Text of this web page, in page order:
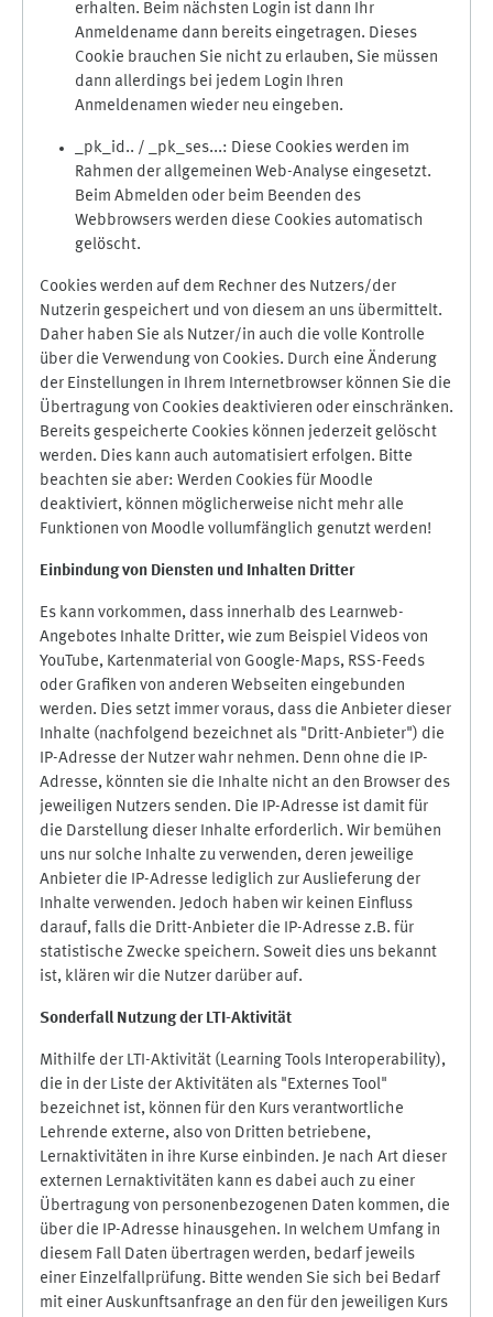
erhalten. Beim nächsten Login ist dann Ihr
Anmeldename dann bereits eingetragen. Dieses
Cookie brauchen Sie nicht zu erlauben, Sie müssen
dann allerdings bei jedem Login Ihren
Anmeldenamen wieder neu eingeben.
_pk_id.. / _pk_ses...: Diese Cookies werden im
Rahmen der allgemeinen Web-Analyse eingesetzt.
Beim Abmelden oder beim Beenden des
Webbrowsers werden diese Cookies automatisch
gelöscht.
Cookies werden auf dem Rechner des Nutzers/der
Nutzerin gespeichert und von diesem an uns übermittelt.
Daher haben Sie als Nutzer/in auch die volle Kontrolle
über die Verwendung von Cookies. Durch eine Änderung
der Einstellungen in Ihrem Internetbrowser können Sie die
Übertragung von Cookies deaktivieren oder einschränken.
Bereits gespeicherte Cookies können jederzeit gelöscht
werden. Dies kann auch automatisiert erfolgen. Bitte
beachten sie aber: Werden Cookies für Moodle
deaktiviert, können möglicherweise nicht mehr alle
Funktionen von Moodle vollumfänglich genutzt werden!
Einbindung von Diensten und Inhalten Dritter
Es kann vorkommen, dass innerhalb des Learnweb-
Angebotes Inhalte Dritter, wie zum Beispiel Videos von
YouTube, Kartenmaterial von Google-Maps, RSS-Feeds
oder Grafiken von anderen Webseiten eingebunden
werden. Dies setzt immer voraus, dass die Anbieter dieser
Inhalte (nachfolgend bezeichnet als "Dritt-Anbieter") die
IP-Adresse der Nutzer wahr nehmen. Denn ohne die IP-
Adresse, könnten sie die Inhalte nicht an den Browser des
jeweiligen Nutzers senden. Die IP-Adresse ist damit für
die Darstellung dieser Inhalte erforderlich. Wir bemühen
uns nur solche Inhalte zu verwenden, deren jeweilige
Anbieter die IP-Adresse lediglich zur Auslieferung der
Inhalte verwenden. Jedoch haben wir keinen Einfluss
darauf, falls die Dritt-Anbieter die IP-Adresse z.B. für
statistische Zwecke speichern. Soweit dies uns bekannt
ist, klären wir die Nutzer darüber auf.
Sonderfall Nutzung der LTI-Aktivität
Mithilfe der LTI-Aktivität (Learning Tools Interoperability),
die in der Liste der Aktivitäten als "Externes Tool"
bezeichnet ist, können für den Kurs verantwortliche
Lehrende externe, also von Dritten betriebene,
Lernaktivitäten in ihre Kurse einbinden. Je nach Art dieser
externen Lernaktivitäten kann es dabei auch zu einer
Übertragung von personenbezogenen Daten kommen, die
über die IP-Adresse hinausgehen. In welchem Umfang in
diesem Fall Daten übertragen werden, bedarf jeweils
einer Einzelfallprüfung. Bitte wenden Sie sich bei Bedarf
mit einer Auskunftsanfrage an den für den jeweiligen Kurs